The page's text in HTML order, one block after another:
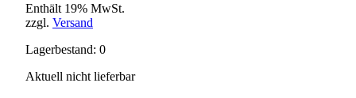
Enthält 19% MwSt.
zzgl. Versand
Lagerbestand: 0
Aktuell nicht lieferbar